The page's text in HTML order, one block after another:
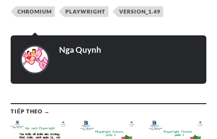
CHROMIUM PLAYWRIGHT VERSION_1.49
Nga Quynh
TIẾP THEO →